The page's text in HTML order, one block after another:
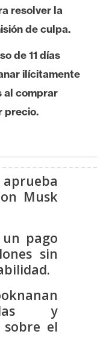
resolver la
de culpa.
de 11 días
ilícitamente
al comprar
precio.
aprueba
Musk
un pago
sin
y
sobre el